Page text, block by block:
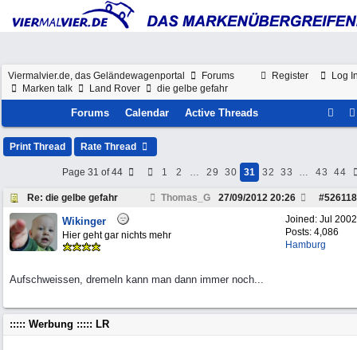
Register Log
Viermalvier.de, das Geländewagenportal
Forums
Marken talk
Land Rover die gelbe gefahr
Forums Calendar Active Threads
Print Thread Rate Thread
Page 31 of 44 1 2 … 29 30 31 32 33 … 43 44
Re: die gelbe gefahr Thomas_G #526118
27/09/2012 20:26
Joined: Jul 2002
Posts: 4,086
Hamburg
Wikinger
Hier geht gar nichts mehr
Aufschweissen, dremeln kann man dann immer noch...
::::: Werbung ::::: LR